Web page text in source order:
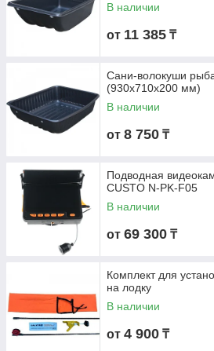
В наличии
от 11 385 ₸
Сани-волокуши
(930х710х200 мм)
В наличии
от 8 750 ₸
Подводная
CUSTO N-PK-F05
В наличии
от 69 300 ₸
Комплект для
на лодку
В наличии
от 4 900 ₸